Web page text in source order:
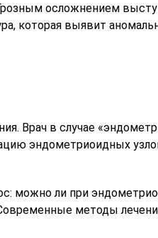
осложнением
которая выявит
Врач в случае
эндометриоидных
можно ли при
методы